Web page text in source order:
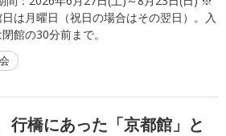
は月曜日（祝日の場合はその翌日）。入
館の30分前まで。
橋にあった「京都館」と